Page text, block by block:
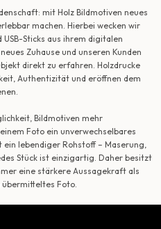
mit Holz Bildmotiven neues
machen. Hierbei wecken wir
Sticks aus ihrem digitalen
Zuhause und unseren Kunden
direkt zu erfahren. Holzdrucke
Authentizität und eröffnen dem
Bildmotiven mehr
Foto ein unverwechselbares
ein lebendiger Rohstoff – Maserung,
Stück ist einzigartig. Daher besitzt
eine stärkere Aussagekraft als
Foto.